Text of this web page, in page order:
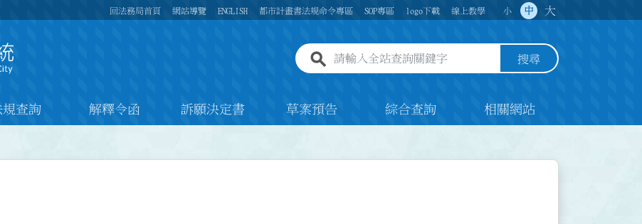
回法務局首頁 網站導覽 ENGLISH 都市計畫書法規命令專區 SOP專區 logo下載 線上教學 小 中 大
全站查詢關鍵字欄位 搜尋
規查詢 解釋令函 訴願決定書 草案預告 綜合查詢 相關網站